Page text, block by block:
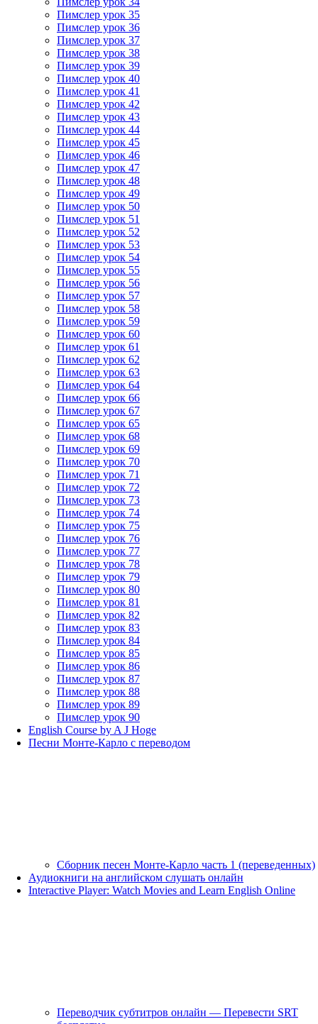
Пимслер урок 35
Пимслер урок 36
Пимслер урок 37
Пимслер урок 38
Пимслер урок 39
Пимслер урок 40
Пимслер урок 41
Пимслер урок 42
Пимслер урок 43
Пимслер урок 44
Пимслер урок 45
Пимслер урок 46
Пимслер урок 47
Пимслер урок 48
Пимслер урок 49
Пимслер урок 50
Пимслер урок 51
Пимслер урок 52
Пимслер урок 53
Пимслер урок 54
Пимслер урок 55
Пимслер урок 56
Пимслер урок 57
Пимслер урок 58
Пимслер урок 59
Пимслер урок 60
Пимслер урок 61
Пимслер урок 62
Пимслер урок 63
Пимслер урок 64
Пимслер урок 66
Пимслер урок 67
Пимслер урок 65
Пимслер урок 68
Пимслер урок 69
Пимслер урок 70
Пимслер урок 71
Пимслер урок 72
Пимслер урок 73
Пимслер урок 74
Пимслер урок 75
Пимслер урок 76
Пимслер урок 77
Пимслер урок 78
Пимслер урок 79
Пимслер урок 80
Пимслер урок 81
Пимслер урок 82
Пимслер урок 83
Пимслер урок 84
Пимслер урок 85
Пимслер урок 86
Пимслер урок 87
Пимслер урок 88
Пимслер урок 89
Пимслер урок 90
English Course by A J Hoge
Песни Монте-Карло с переводом
Сборник песен Монте-Карло часть 1 (переведенных)
Аудиокниги на английском слушать онлайн
Interactive Player: Watch Movies and Learn English Online
Переводчик субтитров онлайн — Перевести SRT